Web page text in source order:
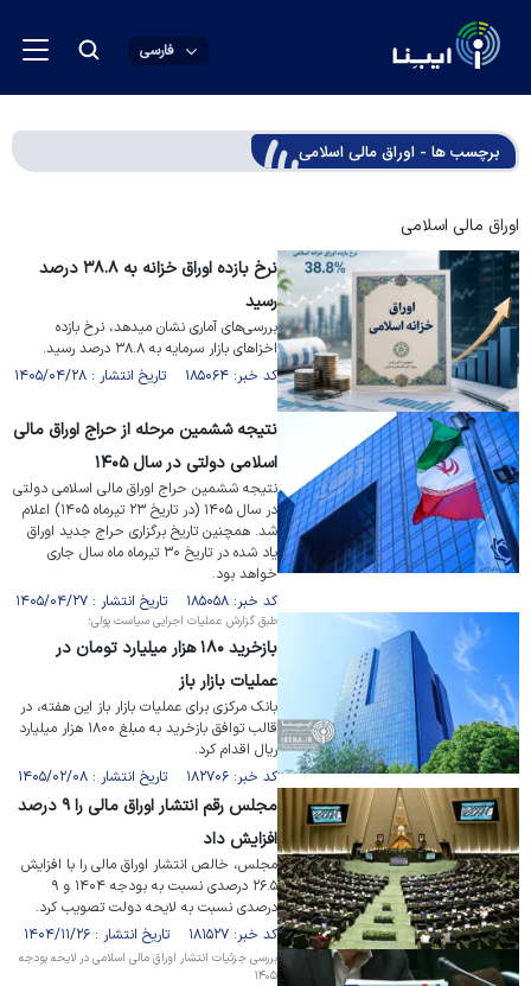
فارسی
برچسب ها - اوراق مالی اسلامی
اوراق مالی اسلامی
نرخ بازده اوراق خزانه به ۳۸.۸ درصد
رسید
بررسی‌های آماری نشان میدهد، نرخ بازده
اخزا‌های بازار سرمایه به ۳۸.۸ درصد رسید.
کد خبر: ۱۸۵۰۶۴ تاریخ انتشار : ۱۴۰۵/۰۴/۲۸
نتیجه ششمین مرحله از حراج اوراق مالی
اسلامی دولتی در سال ۱۴۰۵
نتیجه ششمین حراج اوراق مالی اسلامی دولتی
در سال ۱۴۰۵ (در تاریخ ۲۳ تیرماه ۱۴۰۵) اعلام
شد. همچنین تاریخ برگزاری حراج جدید اوراق
یاد شده در تاریخ ۳۰ تیرماه ماه سال جاری
خواهد بود.
کد خبر: ۱۸۵۰۵۸ تاریخ انتشار : ۱۴۰۵/۰۴/۲۷
طبق گزارش عملیات اجرایی سیاست پولی؛
بازخرید ۱۸۰ هزار میلیارد تومان در
عملیات بازار باز
بانک مرکزی برای عملیات بازار باز این هفته، در
قالب توافق بازخرید به مبلغ ۱۸۰۰ هزار میلیارد
ریال اقدام کرد.
کد خبر: ۱۸۲۷۰۶ تاریخ انتشار : ۱۴۰۵/۰۲/۰۸
مجلس رقم انتشار اوراق مالی را ۹ درصد
افزایش داد
مجلس، خالص انتشار اوراق مالی را با افزایش
۲۶.۵ درصدی نسبت به بودجه ۱۴۰۴ و ۹
درصدی نسبت به لایحه دولت تصویب کرد.
کد خبر: ۱۸۱۵۲۷ تاریخ انتشار : ۱۴۰۴/۱۱/۲۶
بررسی جزئیات انتشار اوراق مالی اسلامی در لایحه بودجه
۱۴۰۵